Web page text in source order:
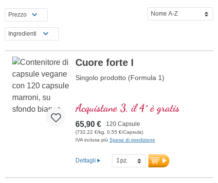
Prezzo
Ingredienti
Cuore forte I
Singolo prodotto (Formula 1)
Acquistane 3, il 4° è gratis
65,90 € 120 Capsule
(732,22 €/kg, 0,55 €/Capsula)
IVA inclusa più Spese di spedizione
Dettagli